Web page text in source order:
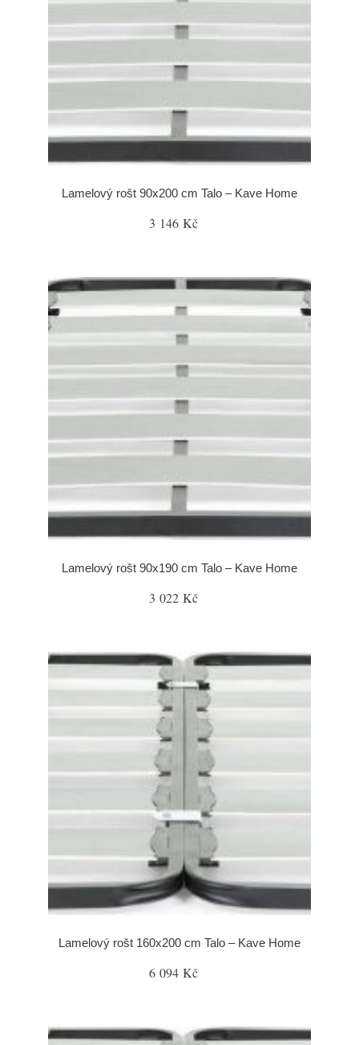
Lamelový rošt 90x200 cm Talo – Kave Home
3 146 Kč
Lamelový rošt 90x190 cm Talo – Kave Home
3 022 Kč
Lamelový rošt 160x200 cm Talo – Kave Home
6 094 Kč